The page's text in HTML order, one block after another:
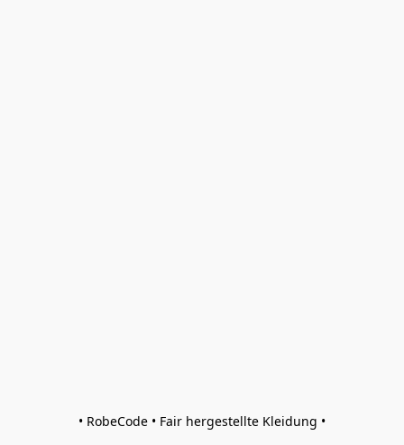
• RobeCode • Fair hergestellte Kleidung •